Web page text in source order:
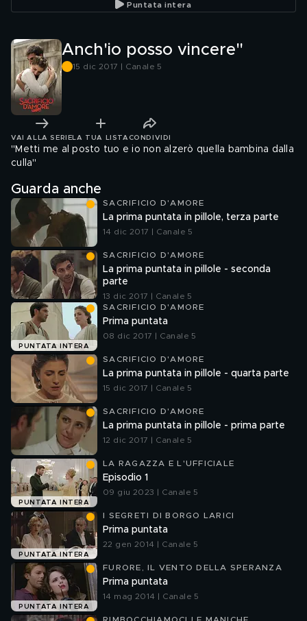
Puntata intera
Anch'io posso vincere"
15 dic 2017 | Canale 5
VAI ALLA SERIE LA TUA LISTA CONDIVIDI
"Metti me al posto tuo e io non alzerò quella bambina dalla
culla"
Guarda anche
SACRIFICIO D'AMORE
La prima puntata in pillole, terza parte
14 dic 2017 | Canale 5
SACRIFICIO D'AMORE
La prima puntata in pillole - seconda
parte
13 dic 2017 | Canale 5
PUNTATA INTERA
SACRIFICIO D'AMORE
Prima puntata
08 dic 2017 | Canale 5
SACRIFICIO D'AMORE
La prima puntata in pillole - quarta parte
15 dic 2017 | Canale 5
SACRIFICIO D'AMORE
La prima puntata in pillole - prima parte
12 dic 2017 | Canale 5
PUNTATA INTERA
LA RAGAZZA E L'UFFICIALE
Episodio 1
09 giu 2023 | Canale 5
PUNTATA INTERA
I SEGRETI DI BORGO LARICI
Prima puntata
22 gen 2014 | Canale 5
PUNTATA INTERA
FURORE, IL VENTO DELLA SPERANZA
Prima puntata
14 mag 2014 | Canale 5